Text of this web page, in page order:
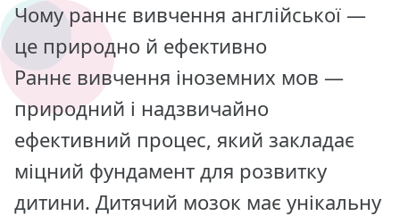
Чому раннє вивчення англійської —
це природно й ефективно
Раннє вивчення іноземних мов —
природний і надзвичайно
ефективний процес, який закладає
міцний фундамент для розвитку
дитини. Дитячий мозок має унікальну